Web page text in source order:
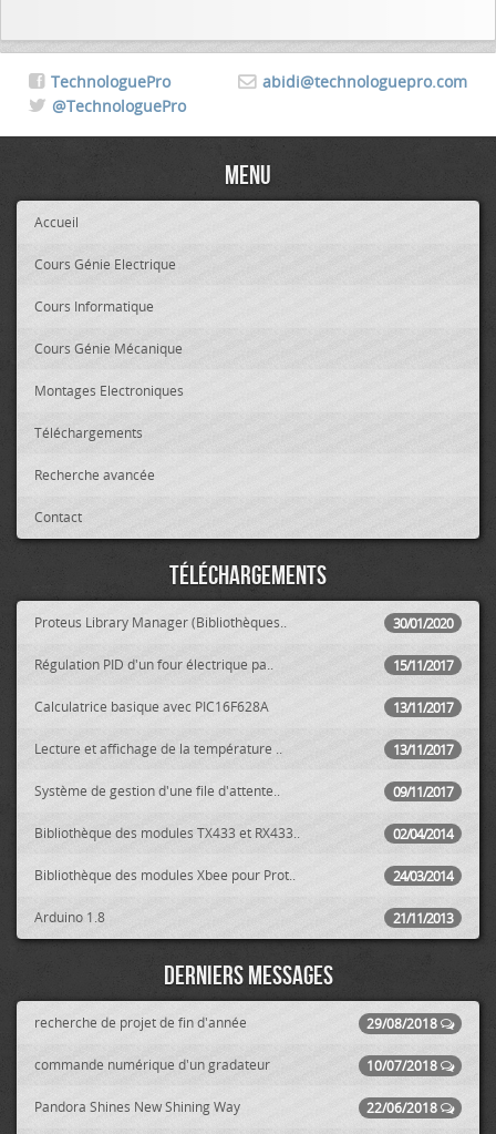
abidi@technologuepro.com
TechnologuePro
@TechnologuePro
Menu
Accueil
Cours Génie Electrique
Cours Informatique
Cours Génie Mécanique
Montages Electroniques
Téléchargements
Recherche avancée
Contact
Téléchargements
30/01/2020
Proteus Library Manager (Bibliothèques..
15/11/2017
Régulation PID d'un four électrique pa..
13/11/2017
Calculatrice basique avec PIC16F628A
13/11/2017
Lecture et affichage de la température ..
09/11/2017
Système de gestion d'une file d'attente..
02/04/2014
Bibliothèque des modules TX433 et RX433..
24/03/2014
Bibliothèque des modules Xbee pour Prot..
21/11/2013
Arduino 1.8
Derniers messages
29/08/2018
recherche de projet de fin d'année
10/07/2018
commande numérique d'un gradateur
22/06/2018
Pandora Shines New Shining Way